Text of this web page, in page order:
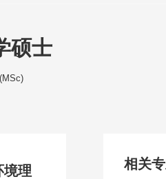
硕士
境理
相关